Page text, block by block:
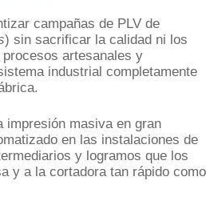
campañas de PLV de
) sin sacrificar la calidad ni los
artesanales y
industrial completamente
impresión masiva en gran
en las instalaciones de
y logramos que los
y a la cortadora tan rápido como